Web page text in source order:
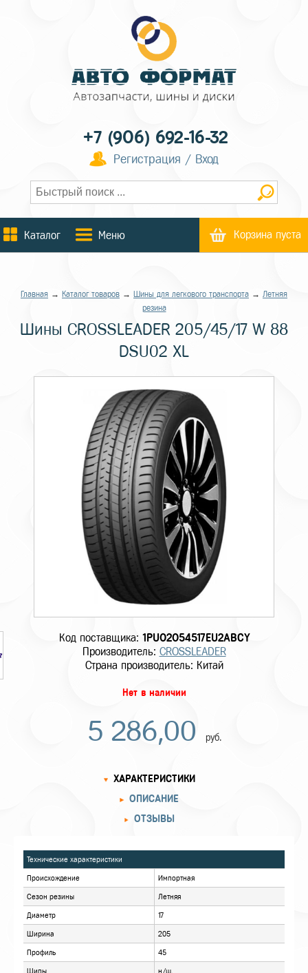
+7 (906) 692-16-32
Регистрация / Вход
Каталог Меню Корзина пуста
Главная → Каталог товаров → Шины для легкового транспорта → Летняя
резина
Шины CROSSLEADER 205/45/17 W 88
DSU02 XL
Код поставщика: 1PU02054517EU2ABCY
Производитель: CROSSLEADER
Страна производитель: Китай
Нет в наличии
5 286,00 руб.
ОПИСАНИЕ
ОТЗЫВЫ